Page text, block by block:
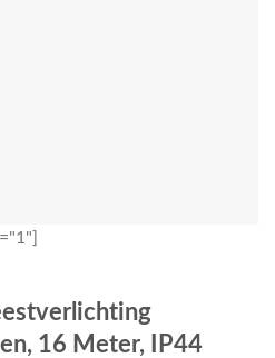
16 Meter, IP44